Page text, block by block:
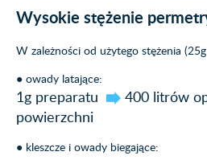
Wysokie stężenie
W zależności od użytego stężenia
● owady latające:
1g preparatu 400 litrów
powierzchni
● kleszcze i owady biegające: